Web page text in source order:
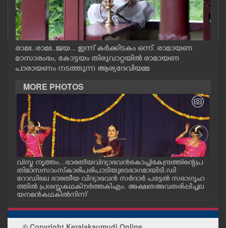
CASE DIARY
CINEMA
OPINION
PHOTOS
LIFESTYLE
SPIRITUAL
INFO+
രാമഃ..രാമഃ..ജയ... ഇന്ന് കർക്കിടകം ഒന്ന്. രാമായണ
മാസാരംഭം, കോട്ടയം തിരുവാറ്റയിൽ രാമായണ
പാരായണം നടത്തുന്ന ആര്യദേവിയമ്മ
MORE PHOTOS
വിസ്മ നൃത്തം...ഭാരതീയ വിദ്യാഭവൻ കൊച്ചി കേന്ദ്രത്തിന്റെ പ്ര
തിമാസ സാംസ്കാരി പരിപാടിയുടെ ഭാഗമായി ടി.ഡി
റോഡിലെ ഭാരതീയ വിദ്യാഭവൻ സർദാർ പട്ടേൽ സഭാഗൃഹ
ത്തിൽ പ്രശസ്ത കഥക് നർത്തകി എം. അക്ഷത അവതരിപ്പിച്ച ല
യ നമൻ കഥകിൽ നിന്ന്